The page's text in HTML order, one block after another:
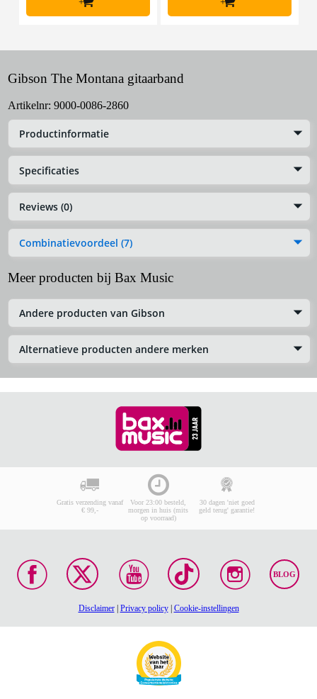
Gibson The Montana gitaarband
Artikelnr: 9000-0086-2860
Productinformatie
Specificaties
Reviews (0)
Combinatievoordeel (7)
Meer producten bij Bax Music
Andere producten van Gibson
Alternatieve producten andere merken
Gratis verzending vanaf
€ 99,-
Voor 23:00 besteld,
morgen in huis (mits
op voorraad)
30 dagen 'niet goed
geld terug' garantie!
BLOG
Disclaimer| Privacy policy| Cookie-instellingen